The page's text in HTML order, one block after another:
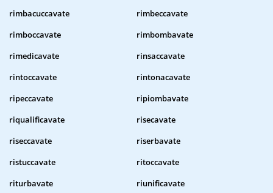
rimbacuccavate
rimbeccavate
rimboccavate
rimbombavate
rimedicavate
rinsaccavate
rintoccavate
rintonacavate
ripeccavate
ripiombavate
riqualificavate
risecavate
riseccavate
riserbavate
ristuccavate
ritoccavate
riturbavate
riunificavate